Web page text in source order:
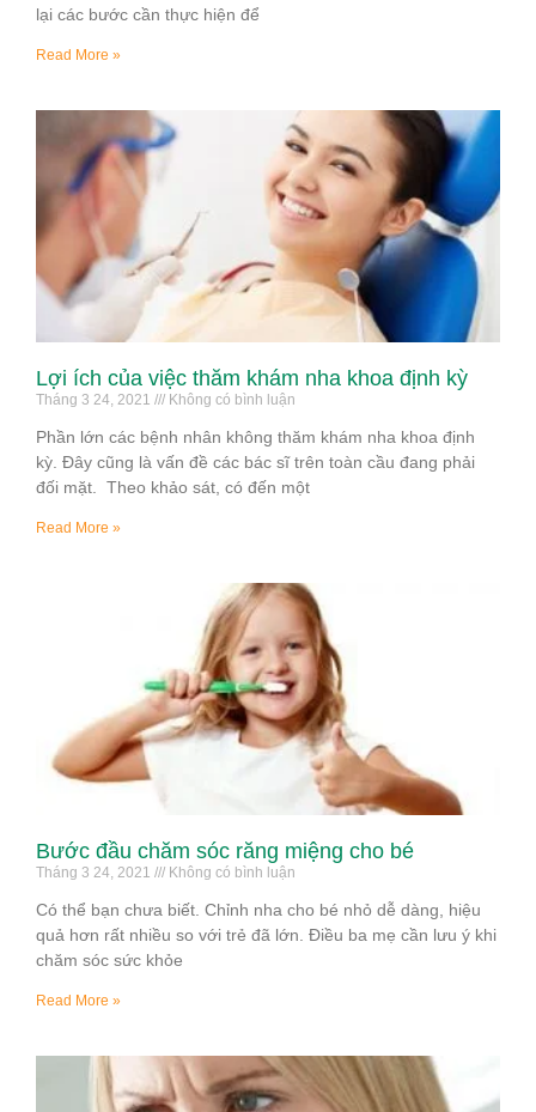
lại các bước cần thực hiện để
Read More »
Lợi ích của việc thăm khám nha khoa định kỳ
Tháng 3 24, 2021 Không có bình luận
Phần lớn các bệnh nhân không thăm khám nha khoa định
kỳ. Đây cũng là vấn đề các bác sĩ trên toàn cầu đang phải
đối mặt. Theo khảo sát, có đến một
Read More »
Bước đầu chăm sóc răng miệng cho bé
Tháng 3 24, 2021 Không có bình luận
Có thể bạn chưa biết. Chỉnh nha cho bé nhỏ dễ dàng, hiệu
quả hơn rất nhiều so với trẻ đã lớn. Điều ba mẹ cần lưu ý khi
chăm sóc sức khỏe
Read More »